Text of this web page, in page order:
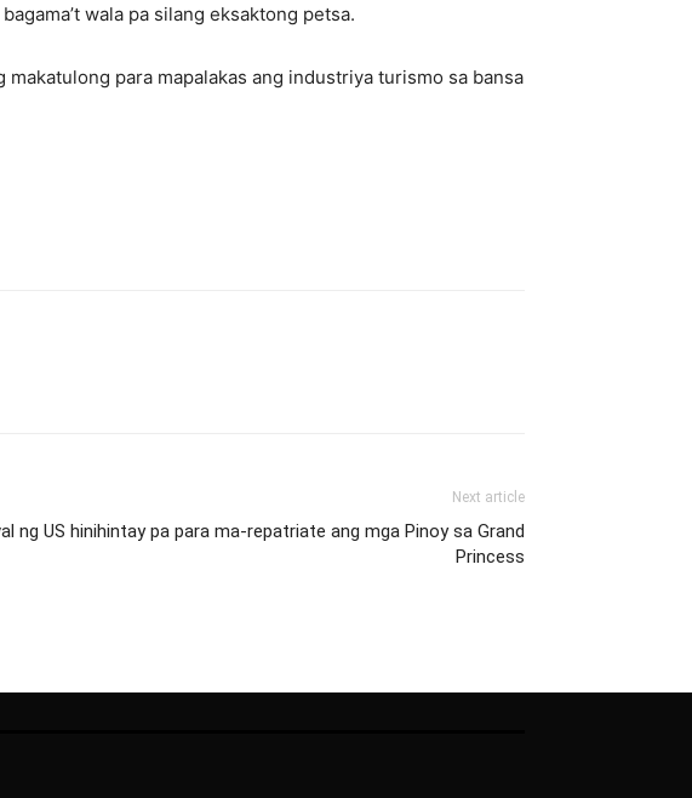
wala pa silang eksaktong petsa.
para mapalakas ang industriya turismo sa bansa
Next article
ng US hinihintay pa para ma-repatriate ang mga Pinoy sa Grand
Princess